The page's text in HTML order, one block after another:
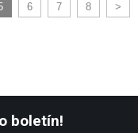
6 7 8 >
boletín!